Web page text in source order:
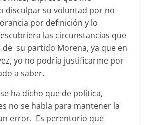
disculpar su voluntad por no
por definición y lo
las circunstancias que
de su partido Morena, ya que en
yo no podría justificarme por
a saber.
ha dicho que de política,
no se habla para mantener la
error. Es perentorio que